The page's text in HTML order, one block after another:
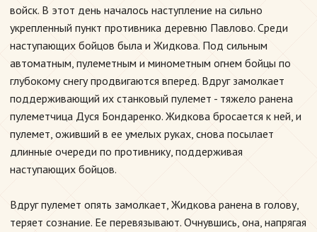
войск. В этот день началось наступление на сильно
укрепленный пункт противника деревню Павлово. Среди
наступающих бойцов была и Жидкова. Под сильным
автоматным, пулеметным и минометным огнем бойцы по
глубокому снегу продвигаются вперед. Вдруг замолкает
поддерживающий их станковый пулемет - тяжело ранена
пулеметчица Дуся Бондаренко. Жидкова бросается к ней, и
пулемет, оживший в ее умелых руках, снова посылает
длинные очереди по противнику, поддерживая
наступающих бойцов.
Вдруг пулемет опять замолкает, Жидкова ранена в голову,
теряет сознание. Ее перевязывают. Очнувшись, она, напрягая